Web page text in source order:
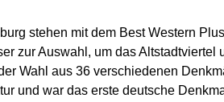
stehen mit dem Best Western
zur Auswahl, um das Altstadtviertel
Wahl aus 36 verschiedenen
und war das erste deutsche